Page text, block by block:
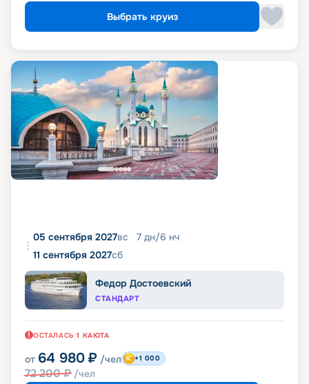
Выбрать круиз
05 сентября 2027вс 7 дн/6 нч
11 сентября 2027сб
Федор Достоевский
СТАНДАРТ
ОСТАЛАСЬ 1 КАЮТА
от 64 980 ₽ /чел
72 200₽ /чел
+1 000